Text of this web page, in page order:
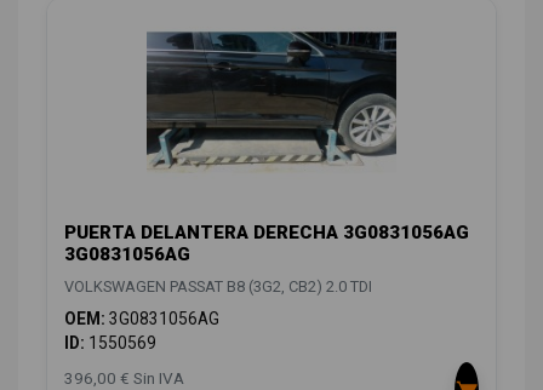
PUERTA DELANTERA DERECHA 3G0831056AG
3G0831056AG
VOLKSWAGEN PASSAT B8 (3G2, CB2) 2.0 TDI
OEM: 3G0831056AG
ID: 1550569
396,00 € Sin IVA